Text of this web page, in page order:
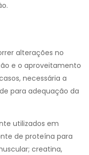
alterações no
e o aproveitamento
necessária a
para adequação da
utilizados em
de proteína para
creatina,